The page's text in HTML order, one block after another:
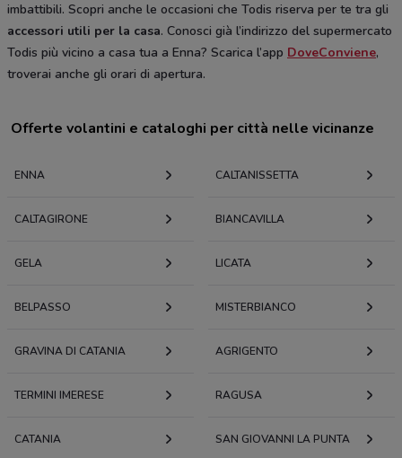
imbattibili. Scopri anche le occasioni che Todis riserva per te tra gli
accessori utili per la casa. Conosci già l’indirizzo del supermercato
Todis più vicino a casa tua a Enna? Scarica l’app DoveConviene,
troverai anche gli orari di apertura.
Offerte volantini e cataloghi per città nelle vicinanze
ENNA CALTANISSETTA
CALTAGIRONE BIANCAVILLA
GELA LICATA
BELPASSO MISTERBIANCO
GRAVINA DI CATANIA AGRIGENTO
TERMINI IMERESE RAGUSA
CATANIA SAN GIOVANNI LA PUNTA